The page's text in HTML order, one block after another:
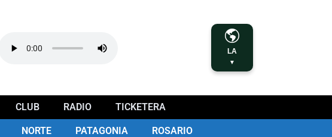
LA
▼
CLUB RADIO TICKETERA
NORTE PATAGONIA ROSARIO